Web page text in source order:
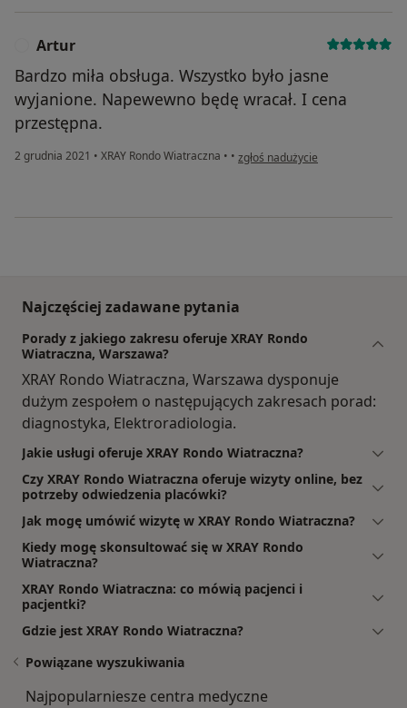
Artur
Bardzo miła obsługa. Wszystko było jasne
wyjanione. Napewewno będę wracał. I cena
przestępna.
2 grudnia 2021 • XRAY Rondo Wiatraczna • • w opinii użytkownika Artur
zgłoś nadużycie
Najczęściej zadawane pytania
Porady z jakiego zakresu oferuje XRAY Rondo
Wiatraczna, Warszawa?
XRAY Rondo Wiatraczna, Warszawa dysponuje
dużym zespołem o następujących zakresach porad:
diagnostyka, Elektroradiologia.
Jakie usługi oferuje XRAY Rondo Wiatraczna?
Czy XRAY Rondo Wiatraczna oferuje wizyty online, bez
potrzeby odwiedzenia placówki?
Jak mogę umówić wizytę w XRAY Rondo Wiatraczna?
Kiedy mogę skonsultować się w XRAY Rondo
Wiatraczna?
XRAY Rondo Wiatraczna: co mówią pacjenci i
pacjentki?
Gdzie jest XRAY Rondo Wiatraczna?
Powiązane wyszukiwania
Najpopularniesze centra medyczne